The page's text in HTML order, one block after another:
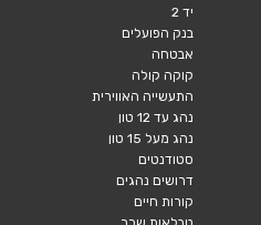
יד 2
בנק הפועלים
אבטחה
קוקה קולה
התעשייה האווירית
נהג עד 12 טון
נהג מעל 15 טון
סטודנטים
דרושים נהגים
קורות חיים